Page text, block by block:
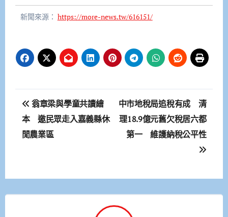
新聞來源： https://more-news.tw/616151/
文
章
導
翁章梁與學童共讀繪
本 邀民眾走入嘉義縣休
閒農業區
中市地稅局追稅有成 清
理18.9億元舊欠稅居六都
第一 維護納稅公平性